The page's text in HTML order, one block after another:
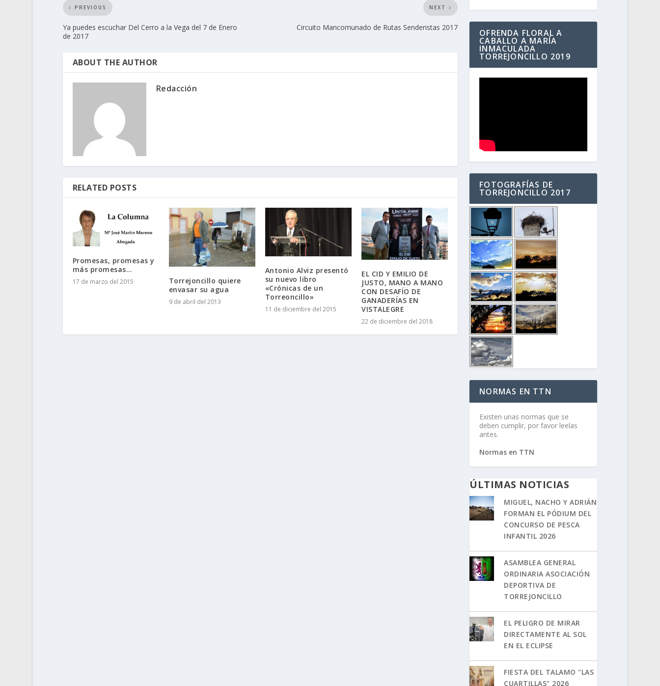
PREVIOUS
Ya puedes escuchar Del Cerro a la Vega del 7 de Enero
de 2017
NEXT
Circuito Mancomunado de Rutas Senderistas 2017
ABOUT THE AUTHOR
Redacción
RELATED POSTS
Promesas, promesas y
más promesas…
17 de marzo del 2015
Torrejoncillo quiere
envasar su agua
9 de abril del 2013
Antonio Alviz presentó
su nuevo libro
«Crónicas de un
Torreoncillo»
11 de diciembre del 2015
EL CID Y EMILIO DE
JUSTO, MANO A MANO
CON DESAFÍO DE
GANADERÍAS EN
VISTALEGRE
22 de diciembre del 2018
OFRENDA FLORAL A
CABALLO A MARÍA
INMACULADA
TORREJONCILLO 2019
FOTOGRAFÍAS DE
TORREJONCILLO 2017
NORMAS EN TTN
Existen unas normas que se
deben cumplir, por favor leelas
antes.
Normas en TTN
ÚLTIMAS NOTICIAS
MIGUEL, NACHO Y ADRIÁN
FORMAN EL PÓDIUM DEL
CONCURSO DE PESCA
INFANTIL 2026
ASAMBLEA GENERAL
ORDINARIA ASOCIACIÓN
DEPORTIVA DE
TORREJONCILLO
EL PELIGRO DE MIRAR
DIRECTAMENTE AL SOL
EN EL ECLIPSE
FIESTA DEL TALAMO "LAS
CUARTILLAS" 2026